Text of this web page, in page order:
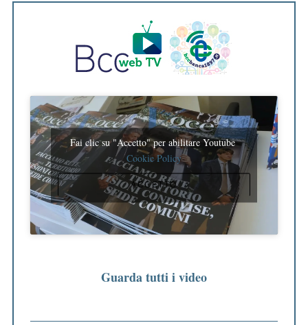
Fai clic su "Accetto" per abilitare Youtube
Cookie Policy
ACCETTO
Guarda tutti i video